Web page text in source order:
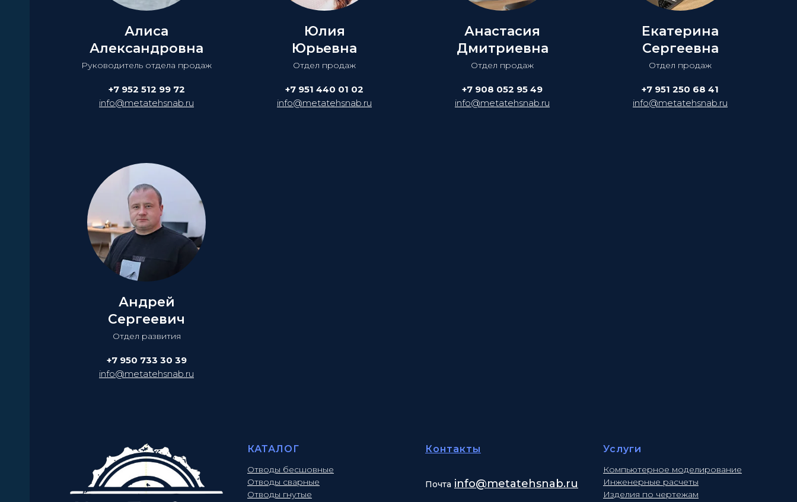
Алиса
Александровна
Руководитель отдела продаж
+7 952 512 99 72
info@metatehsnab.ru
Юлия
Юрьевна
Отдел продаж
+7 951 440 01 02
info@metatehsnab.ru
Анастасия
Дмитриевна
Отдел продаж
+7 908 052 95 49
info@metatehsnab.ru
Екатерина
Сергеевна
Отдел продаж
+7 951 250 68 41
info@metatehsnab.ru
Андрей
Сергеевич
Отдел развития
+7 950 733 30 39
info@metatehsnab.ru
КАТАЛОГ
Отводы бесшовные
Отводы сварные
Отводы гнутые
Контакты
Почта info@metatehsnab.ru
Услуги
Компьютерное моделирование
Инженерные расчеты
Изделия по чертежам